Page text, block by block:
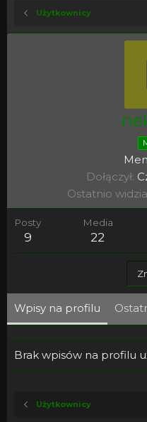
Użytkownicy
Dołączył
Ostatnio
Posty
9
Media
22
Wpisy na profilu
Brak wpisów na profilu
Użytkownicy